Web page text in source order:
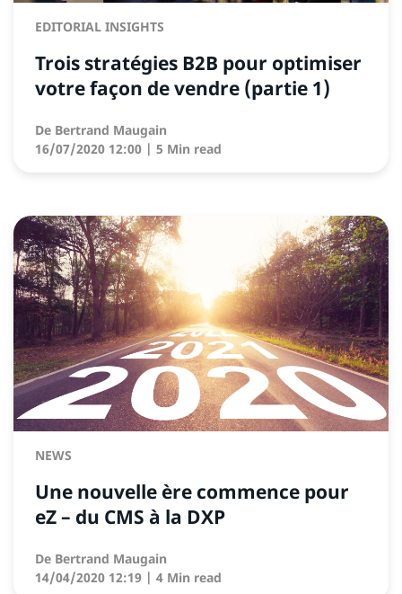
EDITORIAL INSIGHTS
Trois stratégies B2B pour optimiser
votre façon de vendre (partie 1)
De Bertrand Maugain
16/07/2020 12:00 | 5 Min read
NEWS
Une nouvelle ère commence pour
eZ – du CMS à la DXP
De Bertrand Maugain
14/04/2020 12:19 | 4 Min read